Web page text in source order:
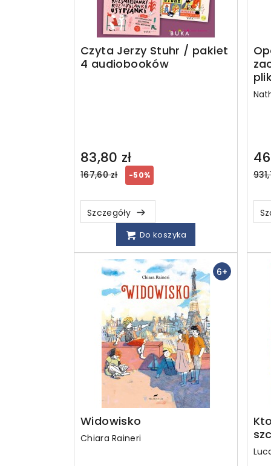
Czyta Jerzy Stuhr / pakiet
4 audiobooków
83,80 zł
Regular
167,60 zł -50%
Szczegóły
Do koszyka
6+
Widowisko
Chiara Raineri